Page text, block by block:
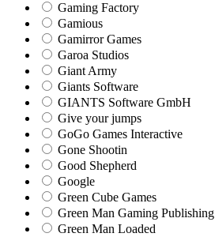
Gaming Factory
Gamious
Gamirror Games
Garoa Studios
Giant Army
Giants Software
GIANTS Software GmbH
Give your jumps
GoGo Games Interactive
Gone Shootin
Good Shepherd
Google
Green Cube Games
Green Man Gaming Publishing
Green Man Loaded